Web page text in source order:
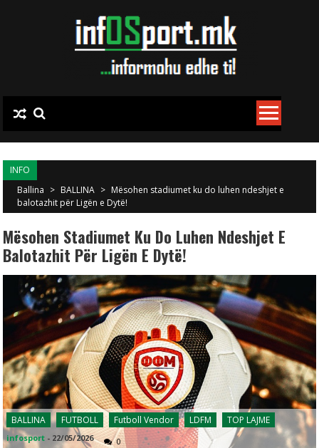
INFO
Ballina > BALLINA > Mësohen stadiumet ku do luhen ndeshjet e
balotazhit për Ligën e Dytë!
Mësohen Stadiumet Ku Do Luhen Ndeshjet E
Balotazhit Për Ligën E Dytë!
BALLINA FUTBOLL Futboll Vendor LDFM TOP LAJME
infosport - 22/05/2026 0